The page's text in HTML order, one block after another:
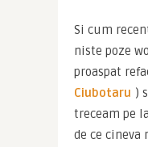
Si cum
niste poze
proaspat
Ciubotaru )
treceam pe
de ce cineva